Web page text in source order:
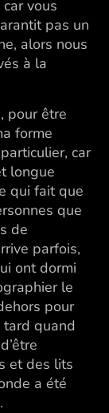
vous
pas un
alors nous
à la
pour être
forme
car
longue
qui fait que
que
de
parfois,
ont dormi
le
pour
tard quand
et des lits
a été